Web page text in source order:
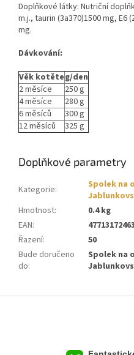
Doplňkové látky: Nutriční
m.j., taurin (3a370)1500 mg, E6
mg.
Dávkování:
Věk kotěteg/den
2 měsíce
250 g
4 měsíce
280 g
6 měsíců
300 g
12 měsíců
325 g
Doplňkové parametry
Kategorie:
Spolek na
Hmotnost:
0.4 kg
EAN:
Řazení:
50
Bude doručeno
do:
Spolek na